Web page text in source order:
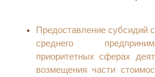
Предоставление субсидий
среднего
приоритетных сферах
возмещения части